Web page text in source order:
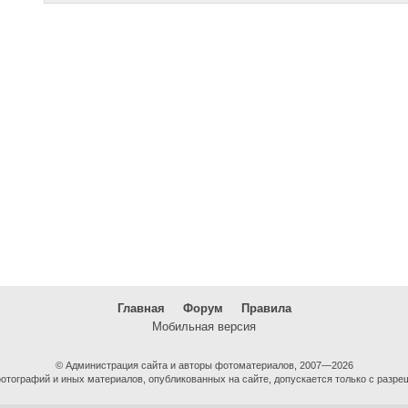
Главная Форум
Правила
Мобильная версия
© Администрация сайта и авторы фотоматериалов, 2007—2026
и иных материалов, опубликованных на сайте, допускается только с